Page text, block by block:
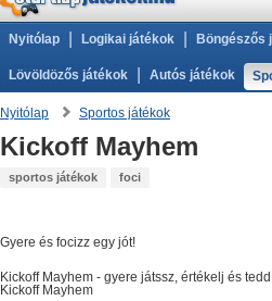
Nyitólap Logikai játékok Böngészős
Lövöldözős játékok Autós játékok
Nyitólap Sportos játékok
Kickoff Mayhem
sportos játékok foci
Gyere és focizz egy jót!
Kickoff Mayhem - gyere játssz, értékelj és
Kickoff Mayhem